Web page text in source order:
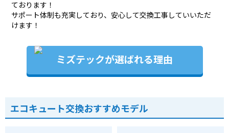
ております！
サポート体制も充実しており、安心して交換工事していいただ
けます！
ミズテックが選ばれる理由
エコキュート交換おすすめモデル